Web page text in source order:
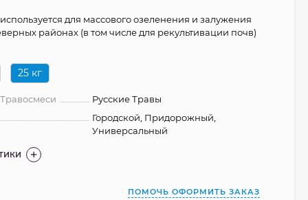
для массового озеленения и залужения
районах (в том числе для рекультивации почв)
25 кг
Русские Травы
Городской, Придорожный,
Универсальный
ПОМОЧЬ ОФОРМИТЬ ЗАКАЗ